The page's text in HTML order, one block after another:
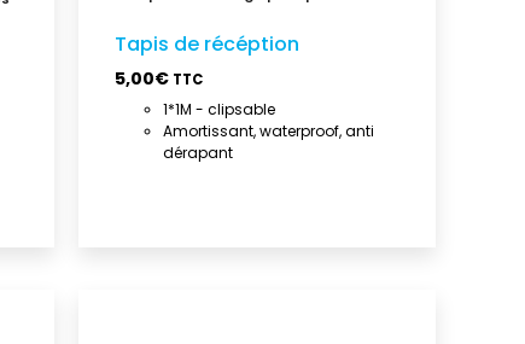
Tapis de récéption
5,00€ TTC
1*1M - clipsable
Amortissant, waterproof, anti
dérapant